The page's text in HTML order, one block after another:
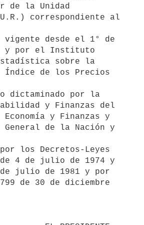
de la Unidad
correspondiente al
vigente desde el 1° de
y por el Instituto
sobre la
Índice de los Precios
dictaminado por la
y Finanzas del
y Finanzas y
General de la Nación y
los Decretos-Leyes
4 de julio de 1974 y
de julio de 1981 y por
de 30 de diciembre